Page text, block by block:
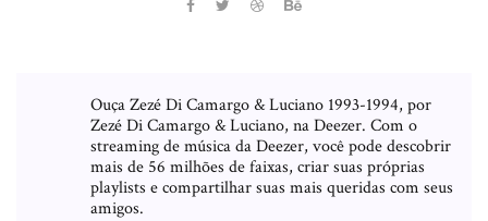
Ouça Zezé Di Camargo & Luciano 1993-1994, por
Zezé Di Camargo & Luciano, na Deezer. Com o
streaming de música da Deezer, você pode descobrir
mais de 56 milhões de faixas, criar suas próprias
playlists e compartilhar suas mais queridas com seus
amigos.